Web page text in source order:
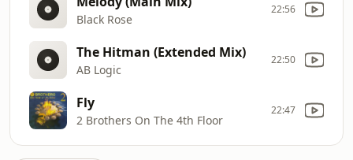
Black Rose
22:56
The Hitman (Extended Mix)
AB Logic
22:50
Fly
2 Brothers On The 4th Floor
22:47